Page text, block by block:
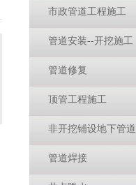
市政管道工程施工
管道安装--开挖施工
管道修复
顶管工程施工
非开挖铺设地下管道
管道焊接